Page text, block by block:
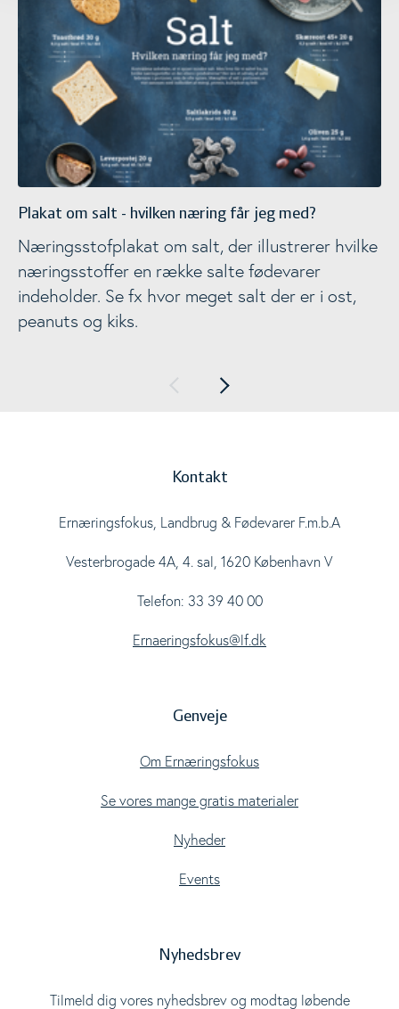
Plakat om salt - hvilken næring får jeg med?
Næringsstofplakat om salt, der illustrerer hvilke
næringsstoffer en række salte fødevarer
indeholder. Se fx hvor meget salt der er i ost,
peanuts og kiks.
Kontakt
Ernæringsfokus, Landbrug & Fødevarer F.m.b.A
Vesterbrogade 4A, 4. sal, 1620 København V
Telefon: 33 39 40 00
Ernaeringsfokus@lf.dk
Genveje
Om Ernæringsfokus
Se vores mange gratis materialer
Nyheder
Events
Nyhedsbrev
Tilmeld dig vores nyhedsbrev og modtag løbende